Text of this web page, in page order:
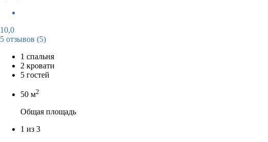
10,0
5 отзывов (5)
1 спальня
2 кровати
5 гостей
50 м2
Общая площадь
1 из 3